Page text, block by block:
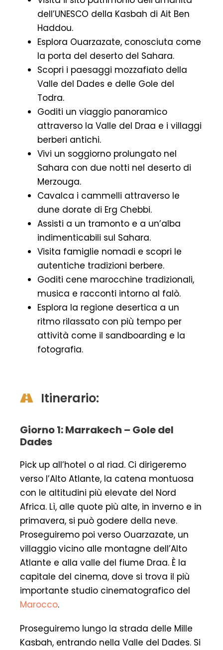
dell’UNESCO della Kasbah di Ait Ben
Haddou.
Esplora Ouarzazate, conosciuta come
la porta del deserto del Sahara.
Scopri i paesaggi mozzafiato della
Valle del Dades e delle Gole del
Todra.
Goditi un viaggio panoramico
attraverso la Valle del Draa e i villaggi
berberi antichi.
Vivi un soggiorno prolungato nel
Sahara con due notti nel deserto di
Merzouga.
Cavalca i cammelli attraverso le
dune dorate di Erg Chebbi.
Assisti a un tramonto e a un’alba
indimenticabili sul Sahara.
Visita famiglie nomadi e scopri le
autentiche tradizioni berbere.
Goditi cene marocchine tradizionali,
musica e racconti intorno al falò.
Esplora la regione desertica a un
ritmo rilassato con più tempo per
attività come il sandboarding e la
fotografia.
Itinerario:
Giorno 1: Marrakech – Gole del
Dades
Pick up all’hotel o al riad. Ci dirigeremo
verso l’Alto Atlante, la catena montuosa
con le altitudini più elevate del Nord
Africa. Lì, alle quote più alte, in inverno e in
primavera, si può godere della neve.
Proseguiremo poi verso Ouarzazate, un
villaggio vicino alle montagne dell’Alto
Atlante e alla valle del fiume Draa. È la
capitale del cinema, dove si trova il più
importante studio cinematografico del
Marocco.
Proseguiremo lungo la strada delle Mille
Kasbah, entrando nella Valle del Dades. Si